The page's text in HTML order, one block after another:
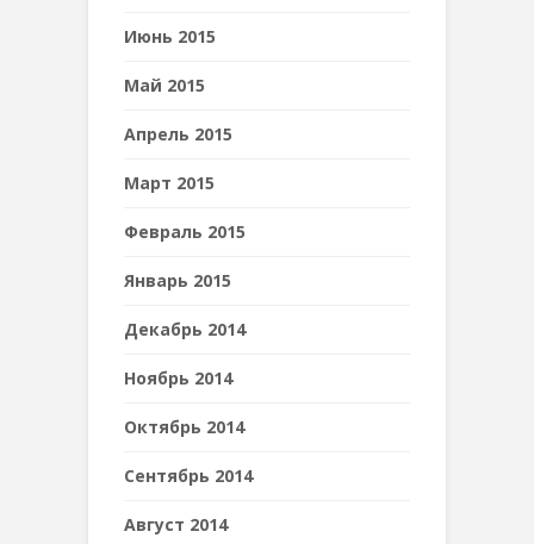
Июнь 2015
Май 2015
Апрель 2015
Март 2015
Февраль 2015
Январь 2015
Декабрь 2014
Ноябрь 2014
Октябрь 2014
Сентябрь 2014
Август 2014